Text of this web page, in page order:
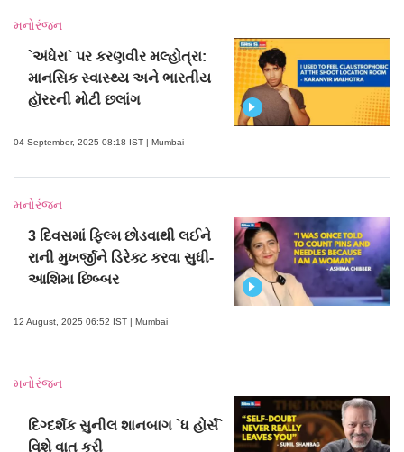
મનોરંજન
`અંધેરા` પર કરણવીર મલ્હોત્રા:
માનસિક સ્વાસ્થ્ય અને ભારતીય
હૉરરની મોટી છલાંગ
04 September, 2025 08:18 IST | Mumbai
મનોરંજન
3 દિવસમાં ફિલ્મ છોડવાથી લઈને
રાની મુખર્જીને ડિરેક્ટ કરવા સુધી-
આશિમા છિબ્બર
12 August, 2025 06:52 IST | Mumbai
મનોરંજન
દિગ્દર્શક સુનીલ શાનબાગ `ધ હોર્સ`
વિશે વાત કરી